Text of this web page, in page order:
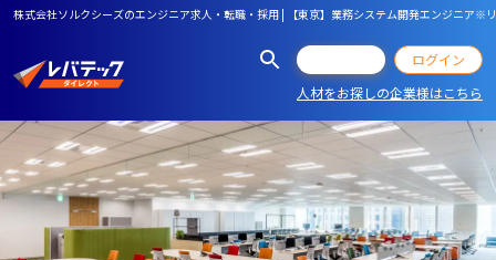
株式会社ソルクシーズのエンジニア求人・転職・採用 | 【東京】業務システム開発エンジニア
ログイン
人材をお探しの企業様はこちら